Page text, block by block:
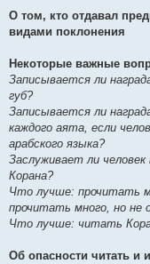
О том, кто отдавал
видами поклонения
Некоторые важные
Записывается ли
губ?
Записывается ли
каждого аята, если
арабского языка?
Заслуживает ли
Корана?
Что лучше: прочитать
прочитать много, но не
Что лучше: читать
Об опасности читать и